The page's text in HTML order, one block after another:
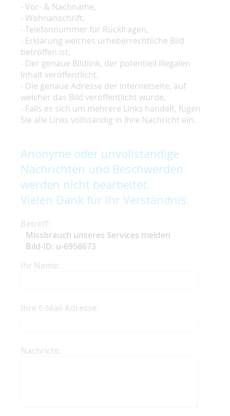
- Vor- & Nachname,
- Wohnanschrift,
- Telefonnummer für Rückfragen,
- Erklärung welches urheberrechtliche Bild
betroffen ist,
- Der genaue Bildlink, der potentiell illegalen
Inhalt veröffentlicht,
- Die genaue Adresse der Internetseite, auf
welcher das Bild veröffentlicht wurde,
- Falls es sich um mehrere Links handelt, fügen
Sie alle Links vollständig in Ihre Nachricht ein.
Anonyme oder unvollständige
Nachrichten und Beschwerden
werden nicht bearbeitet.
Vielen Dank für Ihr Verständnis.
Betreff:
Missbrauch unseres Services melden
Bild-ID: u-6958673
Ihr Name:
Ihre E-Mail-Adresse:
Nachricht: